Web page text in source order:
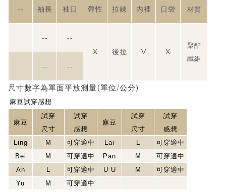
-- 袖長 袖口 彈性 拉鍊 內裡 口袋 材質
--
--
X
後拉 V X
聚酯
纖維
-- --
尺寸數字為單面平放測量(單位/公分)
麻豆試穿感想
麻豆
試穿
尺寸
試穿
感想
麻豆
試穿
尺寸
試穿
感想
Ling
M 可穿適中 Lai
可穿適中
Bei
M 可穿適中 Pan M
可穿適中
An
可穿適中 U U M
可穿適中
Yu
M
可穿適中